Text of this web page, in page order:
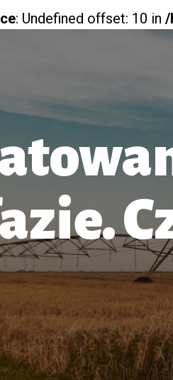
: Undefined offset: 10 in /